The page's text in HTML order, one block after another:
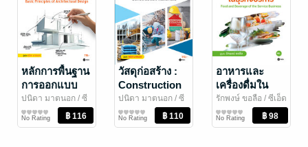
หลักการพื้นฐาน
การออกแบบ
สถาปัตยกรรม :
Basic
Principles of
ปนิดา มาตนอก / ซี
เอ็ดยูเคชั่น
การศึกษา/ตำรา
เรียน
No Rating
วัสดุก่อสร้าง :
Construction
Materials
(สอศ.) (รหัส
วิชา 20121-
ปนิดา มาตนอก / ซี
เอ็ดยูเคชั่น
การศึกษา/ตำรา
เรียน
No Rating
อาหารและ
เครื่องดื่มใน
ธุรกิจบริการ :
Food and
Beverage of
รักพงษ์ ขอลือ / ซีเอ็ด
ยูเคชั่น
การศึกษา/ตำรา
เรียน
No Rating